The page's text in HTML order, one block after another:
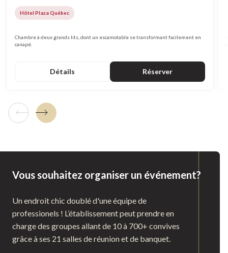
Hôtel Plaza Québec
Chambre à deux grands lits, dont un escamotable se transformant facilement en
canapé.
Détails Réserver
Tuile précédente
Tuile suivante
Vous souhaitez organiser un événement?
Un endroit chic doublé d'une équipe de
professionels ! L’établissement peut prendre en
charge des groupes allant de 10 à 700+ convives
grâce à ses 21 salles de réunion et de banquet.